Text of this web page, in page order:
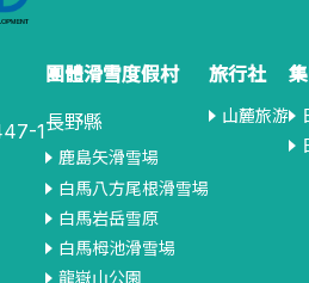
1
團體滑雪度假村
長野縣
鹿島矢滑雪場
白馬八方尾根滑雪場
白馬岩岳雪原
白馬栂池滑雪場
龍嶽山公園
旅行社
山麓旅游